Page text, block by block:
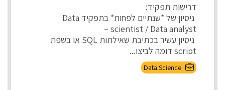
דרישות תפקיד:
ניסיון של *שנתיים לפחות* בתפקיד Data
scientist / Data analyst –
ניסיון עשיר בכתיבת שאילתות SQL או בשפת
script דומה לביצו...
Data Science